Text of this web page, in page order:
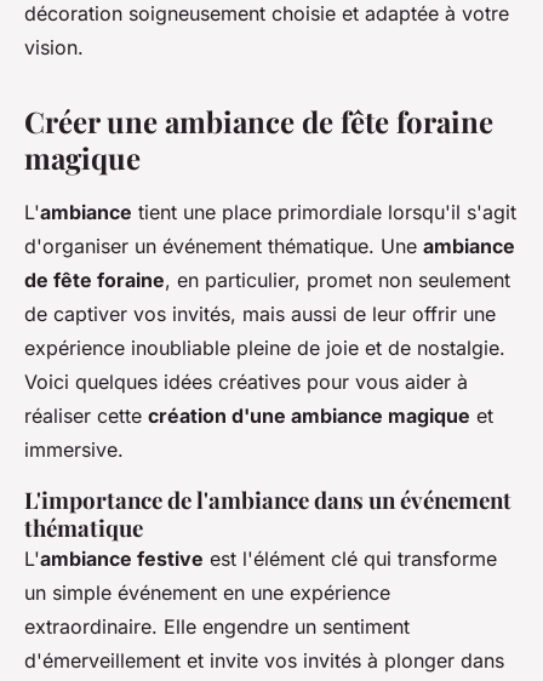
décoration soigneusement choisie et adaptée à votre
vision.
Créer une ambiance de fête foraine
magique
L'ambiance tient une place primordiale lorsqu'il s'agit
d'organiser un événement thématique. Une ambiance
de fête foraine, en particulier, promet non seulement
de captiver vos invités, mais aussi de leur offrir une
expérience inoubliable pleine de joie et de nostalgie.
Voici quelques idées créatives pour vous aider à
réaliser cette création d'une ambiance magique et
immersive.
L'importance de l'ambiance dans un événement
thématique
L'ambiance festive est l'élément clé qui transforme
un simple événement en une expérience
extraordinaire. Elle engendre un sentiment
d'émerveillement et invite vos invités à plonger dans